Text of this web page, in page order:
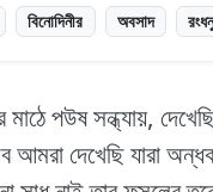
বিনোদিনীর অবসাদ রংধনু
মাঠে পউষ সন্ধ্যায়,
আমরা দেখেছি যারা